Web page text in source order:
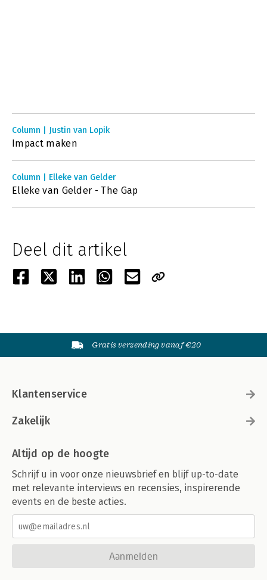
Column | Justin van Lopik
Impact maken
Column | Elleke van Gelder
Elleke van Gelder - The Gap
Deel dit artikel
Gratis verzending vanaf €20
Klantenservice
Zakelijk
Altijd op de hoogte
Schrijf u in voor onze nieuwsbrief en blijf up-to-date
met relevante interviews en recensies, inspirerende
events en de beste acties.
Aanmelden